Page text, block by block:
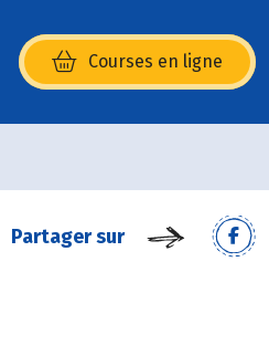
Courses en ligne
(s’ouvre dans une nouvelle
Partager sur